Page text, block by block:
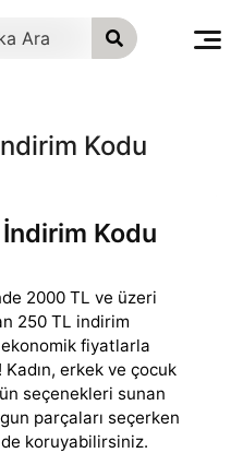
Kodu
Kodu
2000 TL ve üzeri
250 TL indirim
fiyatlarla
Kadın, erkek ve çocuk
seçenekleri sunan
parçaları seçerken
koruyabilirsiniz.